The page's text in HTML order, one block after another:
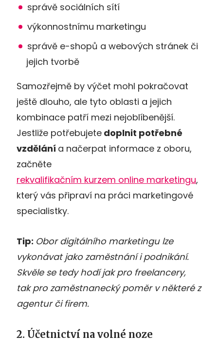
správě sociálních sítí
výkonnostnímu marketingu
správě e-shopů a webových stránek či
jejich tvorbě
Samozřejmě by výčet mohl pokračovat
ještě dlouho, ale tyto oblasti a jejich
kombinace patří mezi nejoblíbenější.
Jestliže potřebujete doplnit potřebné
vzdělání a načerpat informace z oboru,
začněte
rekvalifikačním kurzem online marketingu,
který vás připraví na práci marketingové
specialistky.
Tip: Obor digitálního marketingu lze
vykonávat jako zaměstnání i podnikání.
Skvěle se tedy hodí jak pro freelancery,
tak pro zaměstnanecký poměr v některé z
agentur či firem.
2. Účetnictví na volné noze